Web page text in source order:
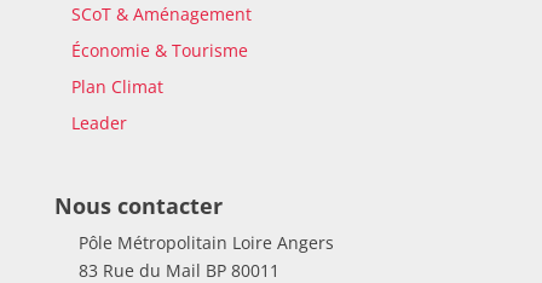
SCoT & Aménagement
Économie & Tourisme
Plan Climat
Leader
Nous contacter
Pôle Métropolitain Loire Angers
83 Rue du Mail BP 80011